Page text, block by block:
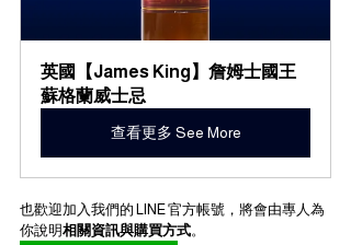
英國【James King】詹姆士國王
蘇格蘭威士忌
查看更多 See More
也歡迎加入我們的 LINE 官方帳號，將會由專人為
你說明相關資訊與購買方式。